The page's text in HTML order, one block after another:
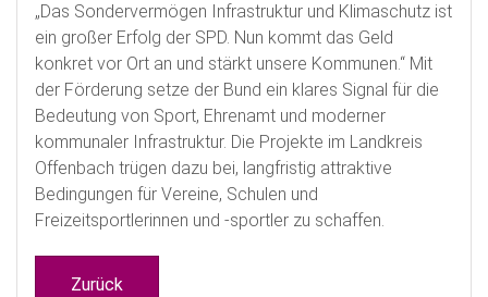
„Das Sondervermögen Infrastruktur und Klimaschutz ist
ein großer Erfolg der SPD. Nun kommt das Geld
konkret vor Ort an und stärkt unsere Kommunen.“ Mit
der Förderung setze der Bund ein klares Signal für die
Bedeutung von Sport, Ehrenamt und moderner
kommunaler Infrastruktur. Die Projekte im Landkreis
Offenbach trügen dazu bei, langfristig attraktive
Bedingungen für Vereine, Schulen und
Freizeitsportlerinnen und -sportler zu schaffen.
Zurück